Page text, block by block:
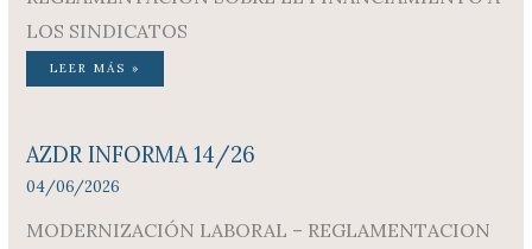
LOS SINDICATOS
LEER MÁS »
AZDR INFORMA 14/26
04/06/2026
MODERNIZACIÓN LABORAL – REGLAMENTACION